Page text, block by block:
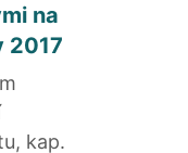
na
2017
kap.